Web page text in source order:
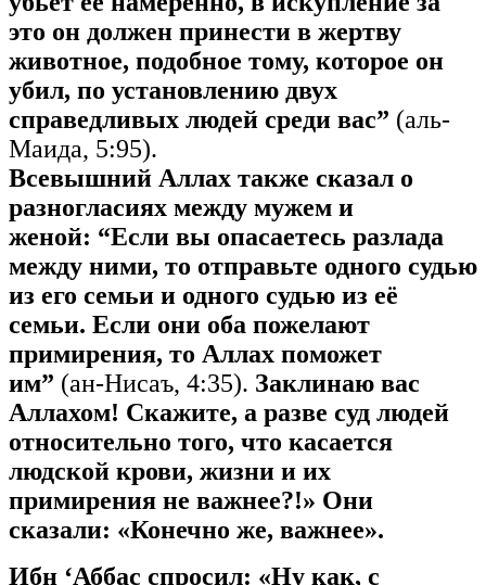
это он должен принести в жертву
животное, подобное тому, которое он
убил, по установлению двух
справедливых людей среди вас” (аль-
Маида, 5:95).
Всевышний Аллах также сказал о
разногласиях между мужем и
женой: “Если вы опасаетесь разлада
между ними, то отправьте одного судью
из его семьи и одного судью из её
семьи. Если они оба пожелают
примирения, то Аллах поможет
им” (ан-Нисаъ, 4:35). Заклинаю вас
Аллахом! Скажите, а разве суд людей
относительно того, что касается
людской крови, жизни и их
примирения не важнее?!» Они
сказали: «Конечно же, важнее».
Ибн ‘Аббас спросил: «Ну как, с